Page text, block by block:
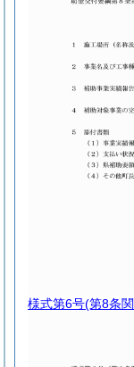
様式第6号(第8条